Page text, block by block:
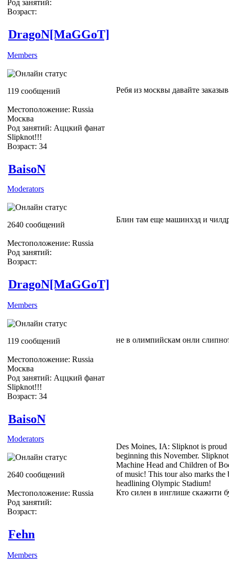
Род занятий:
Возраст:
DragoN[MaGGoT]
Members
119 сообщений
Местоположение: Russia
Москва
Род занятий: Аццкий фанат
Slipknot!!!
Возраст: 34
Ребя из москвы давайте
BaisoN
Moderators
2640 сообщений
Местоположение: Russia
Род занятий:
Возраст:
Блин там еще машинхэд и
DragoN[MaGGoT]
Members
119 сообщений
Местоположение: Russia
Москва
Род занятий: Аццкий фанат
Slipknot!!!
Возраст: 34
не в олимпийскам онли
BaisoN
Moderators
2640 сообщений
Местоположение: Russia
Род занятий:
Возраст:
Des Moines, IA: Slipknot is proud
beginning this November.
Machine Head and Children of
of music! This tour also marks
headlining Olympic Stadium!
Кто силен в инглише скажити
Fehn
Members